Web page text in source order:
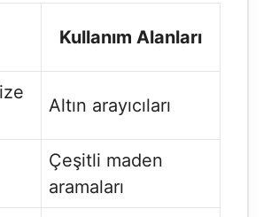
Kullanım Alanları
Altın arayıcıları
Çeşitli maden
aramaları